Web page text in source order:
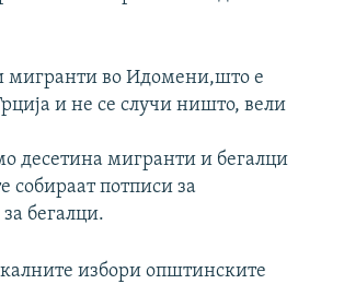
мигранти во Идомени,што е
и не се случи ништо, вели
десетина мигранти и бегалци
собираат потписи за
бегалци.
избори општинските